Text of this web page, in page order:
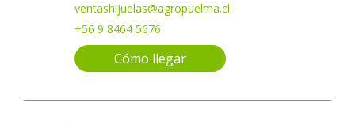
ventashijuelas@agropuelma.cl
+56 9 8464 5676
Cómo llegar